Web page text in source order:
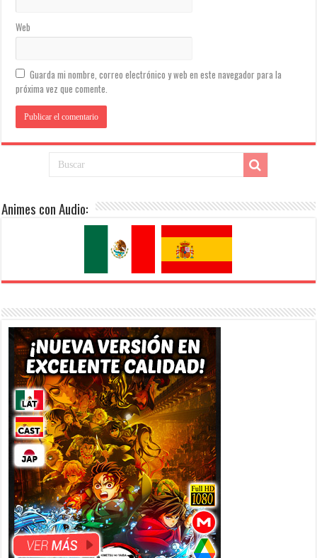
Web
Guarda mi nombre, correo electrónico y web en este navegador para la
próxima vez que comente.
Animes con Audio: